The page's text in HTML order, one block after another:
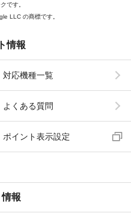
です。
LLC の商標です。
情報
対応機種一覧
よくある質問
ポイント表示設定
報